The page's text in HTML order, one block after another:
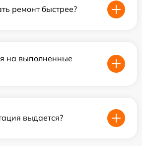
ремонт быстрее?
на выполненные
выдается?